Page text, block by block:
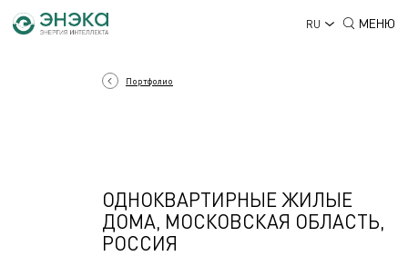
RU МЕНЮ
Портфолио
ОДНОКВАРТИРНЫЕ ЖИЛЫЕ
ДОМА, МОСКОВСКАЯ ОБЛАСТЬ,
РОССИЯ